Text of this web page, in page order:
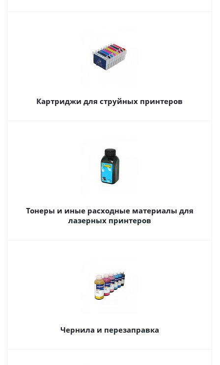
Картриджи для струйных принтеров
Тонеры и иные расходные материалы для
лазерных принтеров
Чернила и перезаправка